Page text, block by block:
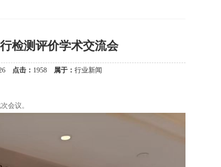
检测评价学术交流会
点击： 1958 属于： 行业新闻
会议。